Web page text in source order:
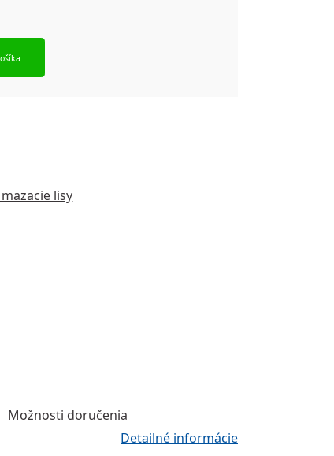
Možnosti doručenia
Detailné informácie
lisy